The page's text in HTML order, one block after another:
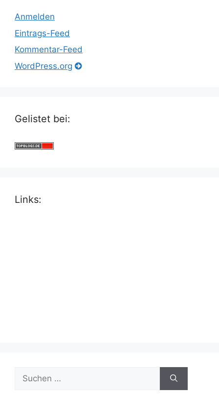
Anmelden
Eintrags-Feed
Kommentar-Feed
WordPress.org
Gelistet bei:
Links:
nach: